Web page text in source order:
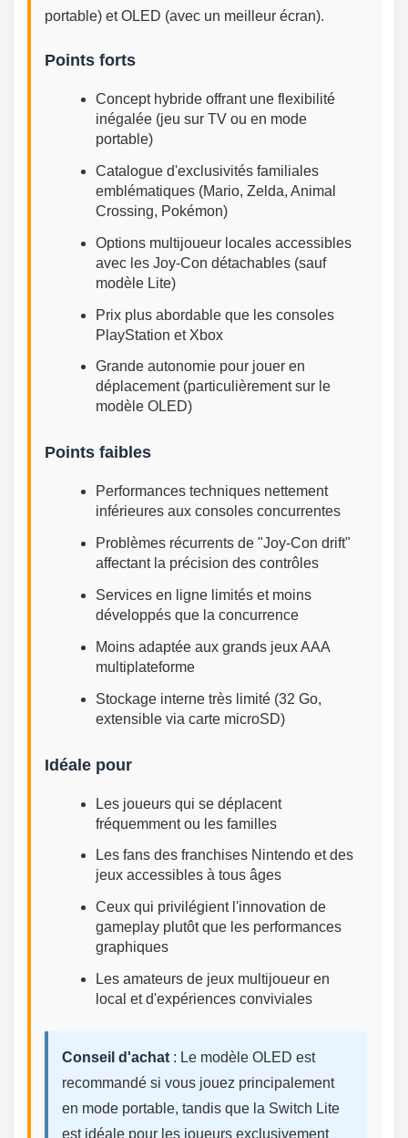
portable) et OLED (avec un meilleur écran).
Points forts
Concept hybride offrant une flexibilité
inégalée (jeu sur TV ou en mode
portable)
Catalogue d'exclusivités familiales
emblématiques (Mario, Zelda, Animal
Crossing, Pokémon)
Options multijoueur locales accessibles
avec les Joy-Con détachables (sauf
modèle Lite)
Prix plus abordable que les consoles
PlayStation et Xbox
Grande autonomie pour jouer en
déplacement (particulièrement sur le
modèle OLED)
Points faibles
Performances techniques nettement
inférieures aux consoles concurrentes
Problèmes récurrents de "Joy-Con drift"
affectant la précision des contrôles
Services en ligne limités et moins
développés que la concurrence
Moins adaptée aux grands jeux AAA
multiplateforme
Stockage interne très limité (32 Go,
extensible via carte microSD)
Idéale pour
Les joueurs qui se déplacent
fréquemment ou les familles
Les fans des franchises Nintendo et des
jeux accessibles à tous âges
Ceux qui privilégient l'innovation de
gameplay plutôt que les performances
graphiques
Les amateurs de jeux multijoueur en
local et d'expériences conviviales
Conseil d'achat : Le modèle OLED est
recommandé si vous jouez principalement
en mode portable, tandis que la Switch Lite
est idéale pour les joueurs exclusivement